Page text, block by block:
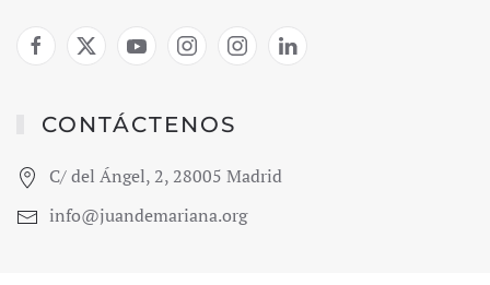
CONTÁCTENOS
C/ del Ángel, 2, 28005 Madrid
info@juandemariana.org